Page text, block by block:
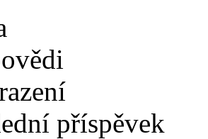
příspěvek